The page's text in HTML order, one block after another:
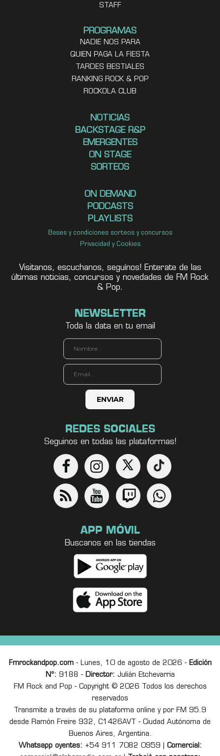
STAFF
PROGRAMAS
NADIE NOS PARA
QUIEN PAGA LA FIESTA
TARDES BESTIALES
RANKING ROCK & POP
ROCKOLA CLUB
NOTICIAS
BACKSTAGE R&P
EMERGENTES
ON STAGE
SORTEOS
ON DEMAND
PODCASTS
PLAYLISTS
Bases y condiciones sorteos y concursos
Privacidad y Cookies
Visitanos, escuchanos, seguínos! Enterate de las
últimas noticias, concursos y novedades de FM Rock
& Pop.
NEWSLETTER
Toda la data en tu email
REDES SOCIALES
Seguinos en todas las plataformas!
APP MÓVIL
Buscanos en las tiendas
Fmrockandpop.com- Lunes, 10 de agosto de 2026 - Edición
Nº: 9188 - Director: Julián Etchevarria
FM Rock and Pop - Copyright © 2026 Todos los derechos
reservados
Transmite a través de su plataforma online y por FM 95.9
desde Ramón Freire 932, C1426AVT - Ciudad Autónoma de
Buenos Aires, Argentina.
Whatsapp oyentes: +54 911 7082 0959 | Comercial: